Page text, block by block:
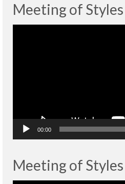
Meeting of
00:00
Meeting of Styles